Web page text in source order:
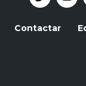
Contactar